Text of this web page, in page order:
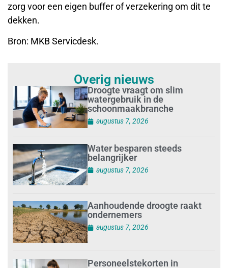
zorg voor een eigen buffer of verzekering om dit te
dekken.
Bron: MKB Servicdesk.
Overig nieuws
Droogte vraagt om slim
watergebruik in de
schoonmaakbranche
augustus 7, 2026
Water besparen steeds
belangrijker
augustus 7, 2026
Aanhoudende droogte raakt
ondernemers
augustus 7, 2026
Personeelstekorten in